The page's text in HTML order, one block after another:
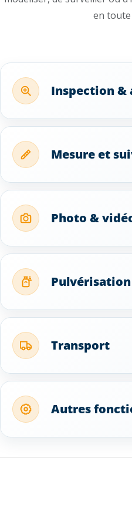
en
Inspection &
Mesure et
Photo &
Transport
Autres